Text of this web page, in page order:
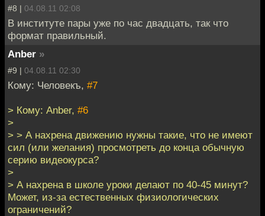
#8 | 04.08.11 02:08
В институте пары уже по час двадцать, так что
формат правильный.
Anber »
#9 | 04.08.11 02:30
Кому: Человекъ, #7
> Кому: Anber, #6
>
> > А нахрена движению нужны такие, что не имеют
сил (или желания) просмотреть до конца обычную
серию видеокурса?
>
> А нахрена в школе уроки делают по 40-45 минут?
Может, из-за естественных физиологических
ограничений?